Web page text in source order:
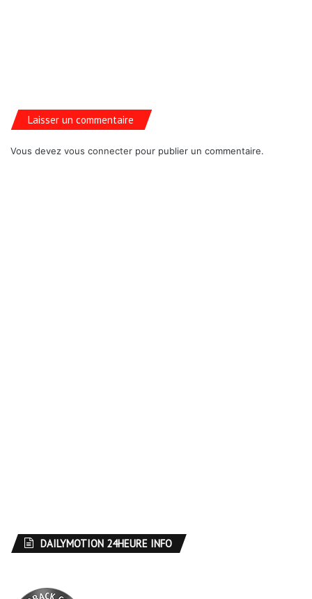
Laisser un commentaire
Vous devez vous connecter pour publier un commentaire.
DAILYMOTION 24HEURE INFO